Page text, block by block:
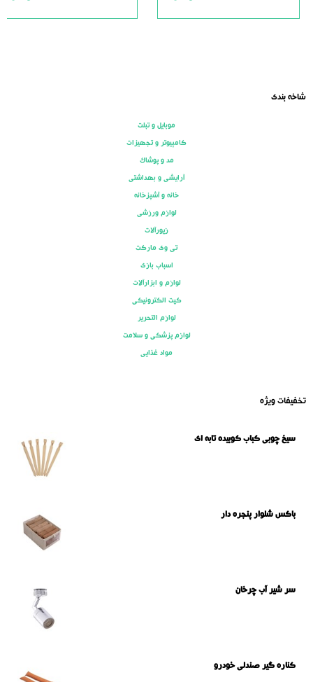
5
5
شاخه بندی
موبایل و تبلت
کامپیوتر و تجهیزات
مد و پوشاک
آرایشی و بهداشتی
خانه و آشپزخانه
لوازم ورزشی
زیورآلات
تی وی مارکت
اسباب بازی
لوازم و ابزارآلات
کیت الکترونیکی
لوازم التحریر
لوازم پزشکی و سلامت
مواد غذایی
تخفیفات ویژه
سیخ چوبی کباب کوبیده تابه ای
باکس شلوار پنجره دار
سر شیر آب چرخان
کناره گیر صندلی خودرو